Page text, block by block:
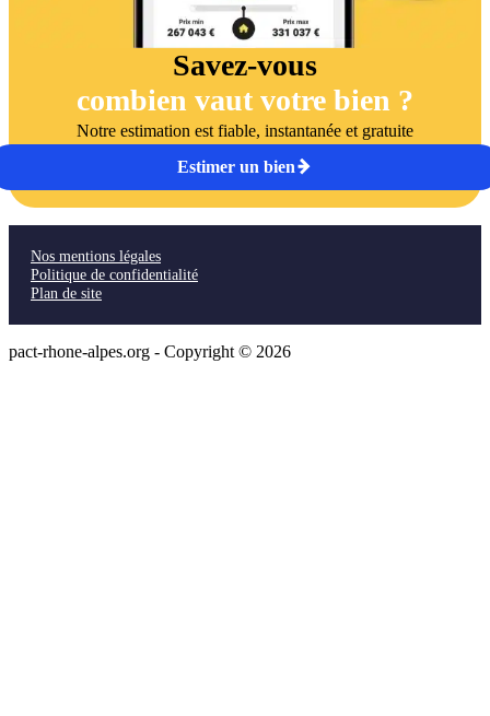
Savez-vous
combien vaut votre bien ?
Notre estimation est fiable, instantanée et gratuite
Estimer un bien
Nos mentions légales
Politique de confidentialité
Plan de site
pact-rhone-alpes.org - Copyright © 2026